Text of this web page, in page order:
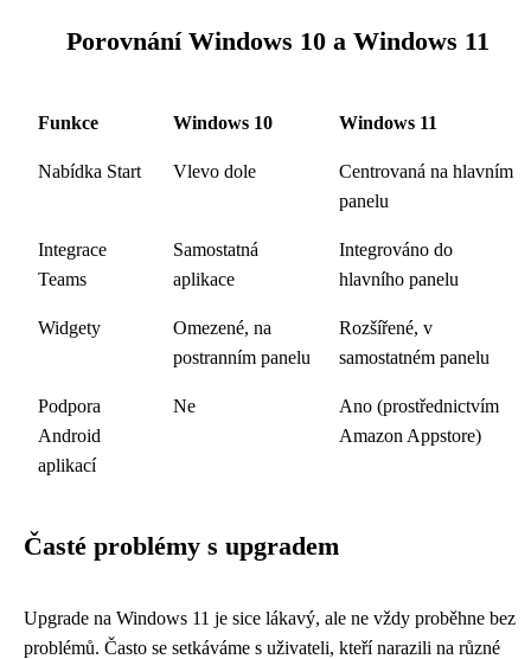
Porovnání Windows 10 a Windows 11
Funkce Windows 10 Windows 11
Nabídka Start Vlevo dole
Centrovaná na hlavním
panelu
Integrace
Teams
Samostatná
aplikace
Integrováno do
hlavního panelu
Widgety
Omezené, na
postranním panelu
Rozšířené, v
samostatném panelu
Podpora
Android
aplikací
Ne
Ano (prostřednictvím
Amazon Appstore)
Časté problémy s upgradem
Upgrade na Windows 11 je sice lákavý, ale ne vždy proběhne bez
problémů. Často se setkáváme s uživateli, kteří narazili na různé